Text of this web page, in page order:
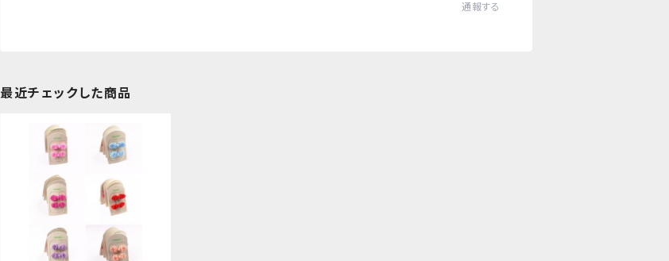
通報する
最近チェックした商品